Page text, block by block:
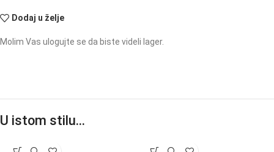
Dodaj u želje
Molim Vas ulogujte se da biste videli lager.
U istom stilu…